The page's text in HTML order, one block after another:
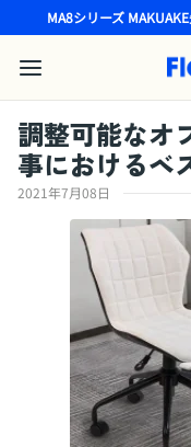
MA8シリーズ
調整可能なオ
事におけるベ
2021年7月08日